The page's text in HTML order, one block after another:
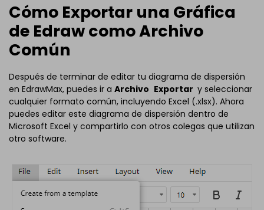
Cómo Exportar una Gráfica
de Edraw como Archivo
Común
Después de terminar de editar tu diagrama de dispersión
en EdrawMax, puedes ir a Archivo Exportar y seleccionar
cualquier formato común, incluyendo Excel (.xlsx). Ahora
puedes editar este diagrama de dispersión dentro de
Microsoft Excel y compartirlo con otros colegas que utilizan
otro software.